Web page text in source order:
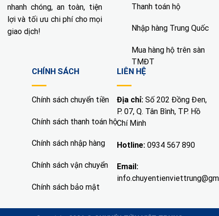
nhanh chóng, an toàn, tiện
lợi và tối ưu chi phí cho mọi
giao dịch!
Thanh toán hộ
Nhập hàng Trung Quốc
Mua hàng hộ trên sàn
TMĐT
CHÍNH SÁCH
Chính sách chuyển tiền
Chính sách thanh toán hộ
Chính sách nhập hàng
Chính sách vận chuyển
Chính sách bảo mật
LIÊN HỆ
Địa chỉ: Số 202 Đồng Đen,
P. 07, Q. Tân Bình, TP. Hồ
Chí Minh
Hotline: 0934 567 890
Email: